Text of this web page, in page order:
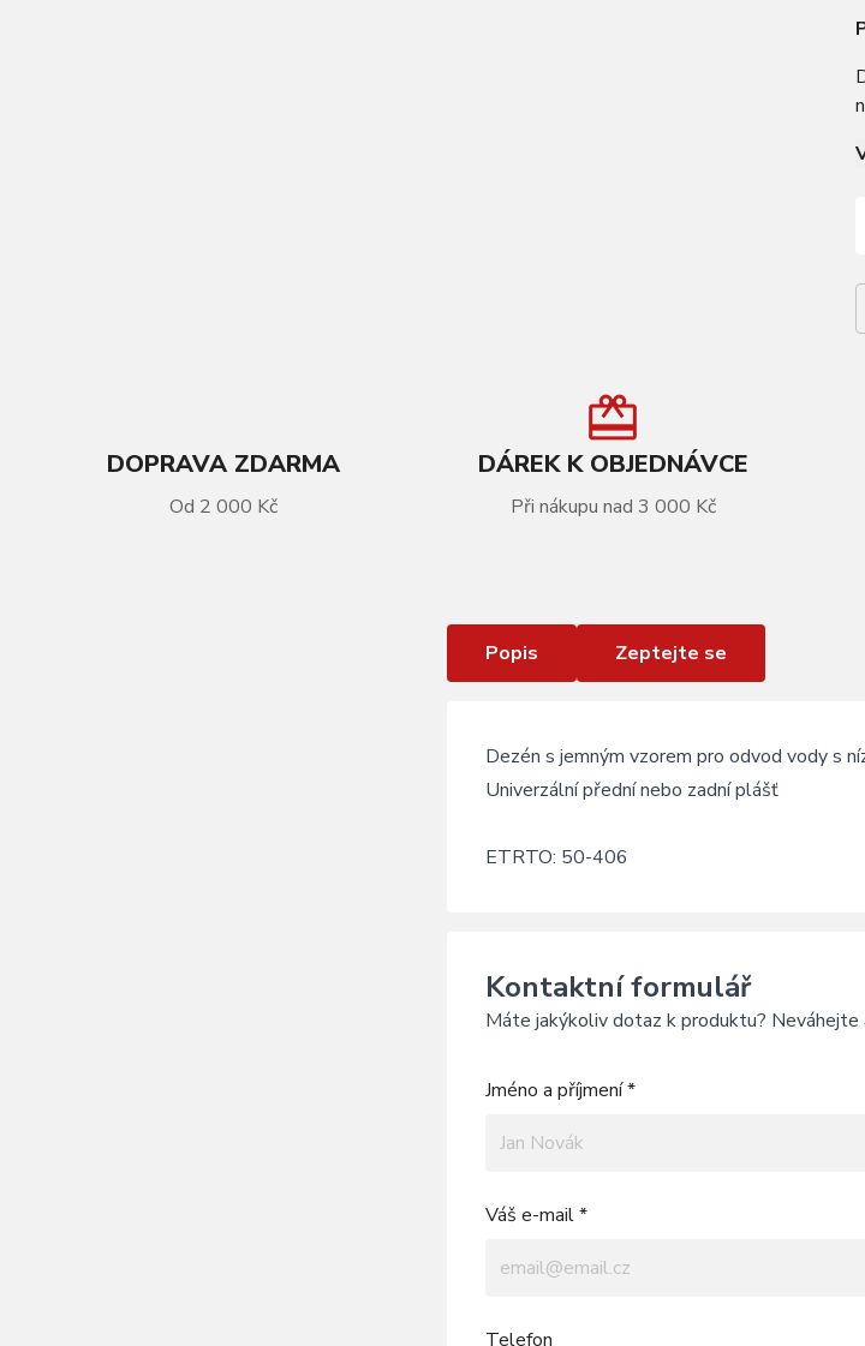
DOPRAVA ZDARMA
Od 2 000 Kč
DÁREK K OBJEDNÁVCE
Při nákupu nad 3 000 Kč
Popis Zeptejte se
Dezén s jemným vzorem pro odvod vody s
Univerzální přední nebo zadní plášť
ETRTO: 50-406
Kontaktní formulář
Máte jakýkoliv dotaz k produktu? Neváhejte
Jméno a příjmení *
Váš e-mail *
Telefon